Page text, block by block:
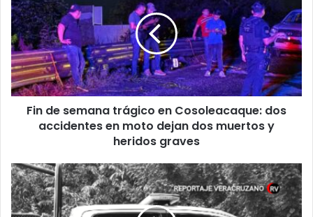
semana
trágico
en
Cosoleacaque:
dos
accidentes
en
moto
y
heridos
graves
Fin de semana trágico en Cosoleacaque: dos
accidentes en moto dejan dos muertos y
heridos graves
Restos
de
una
joven